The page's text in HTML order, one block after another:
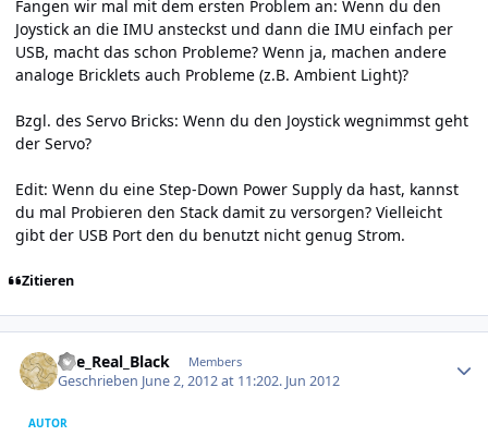
Fangen wir mal mit dem ersten Problem an: Wenn du den
Joystick an die IMU ansteckst und dann die IMU einfach per
USB, macht das schon Probleme? Wenn ja, machen andere
analoge Bricklets auch Probleme (z.B. Ambient Light)?
Bzgl. des Servo Bricks: Wenn du den Joystick wegnimmst geht
der Servo?
Edit: Wenn du eine Step-Down Power Supply da hast, kannst
du mal Probieren den Stack damit zu versorgen? Vielleicht
gibt der USB Port den du benutzt nicht genug Strom.
Zitieren
The_Real_Black Members
Geschrieben June 2, 2012 at 11:202. Jun 2012
AUTOR